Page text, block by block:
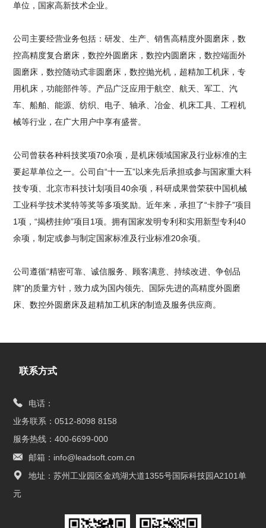
单位，国家高新技术企业。
公司主要经营业务包括：研发、生产、销售高精度外圆磨床，数
控高精度复合磨床，数控外圆磨床，数控内圆磨床，数控端面外
圆磨床，数控随动式非圆磨床，数控抛光机，超精加工机床，专
用机床，功能部件等。产品广泛应用于航空、航天、军工、汽
车、船舶、能源、纺织、电子、轴承、冶金、机床工具、工程机
械等行业，在广大用户中享有盛誉。
公司曾获各种科技奖项70余项，是机床领域国家及行业标准的主
要起草单位之一。公司自“十一五”以来先后承担或参与国家重大科
技专项、北京市科技计划项目40余项，科研成果曾荣获中国机械
工业科学技术奖特等奖等多项奖励。近年来，承担了“卡脖子”项目
1项，“揭榜挂帅”项目1项。拥有国家发明专利和实用新型专利40
余项，制定或参与制定国家标准及行业标准20余项。
公司遵循“精密可靠、诚信服务、顾客满意、持续改进、争创品
牌”的质量方针，致力成为国内领先、国际先进的高精度外圆磨
床、数控外圆磨床及超精加工机床的制造及服务供应商。
联系方式
电话：
业务联系：0512-8098 8158
服务热线：400-6699-000
邮箱：info@leadsoft.com.cn
地址：苏州工业园区金鸡湖大道1355号国际科技园A2101单
元